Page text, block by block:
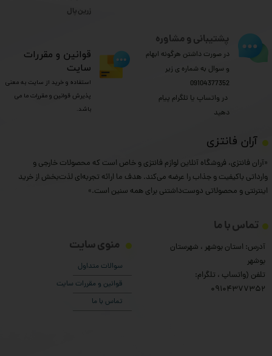
​آران فانتزی
«آران فانتزی، فروشگاه آنلاین لوازم فانتزی و خاص است که محصولات خارجی و
وارداتی باکیفیت و جذاب را عرضه می‌کند. هدف ما ارائه تجربه‌ای لذت‌بخش از خرید
اینترنتی و محصولاتی دوست‌داشتنی برای همه سنین است.»
منوی سایت
سوالات متداول
قوانین و مقررات سایت
تماس با ما
تماس با ما
آدرس: استان بوشهر ، شهرستان
بوشهر
تلفن (واتساپ ، تلگرام:
۰9104377352
​​​​​​​زرین پال
پشتیبانی و مشاوره
در صورت داشتن هرگونه ابهام
و سوال به شماره ی زیر
09104377352
​​​​​​​ در واتساپ یا تلگرام پیام
دهید
​قوانین و مقررات
سایت
استفاده و خرید از سایت به معنی
پذیرش قوانین و مقررات ما می
باشد.